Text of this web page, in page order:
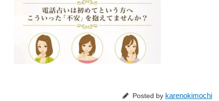
Posted by karenokimochi